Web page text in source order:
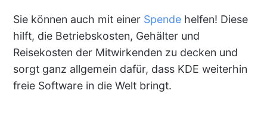
Sie können auch mit einer Spendehelfen! Diese
hilft, die Betriebskosten, Gehälter und
Reisekosten der Mitwirkenden zu decken und
sorgt ganz allgemein dafür, dass KDE weiterhin
freie Software in die Welt bringt.